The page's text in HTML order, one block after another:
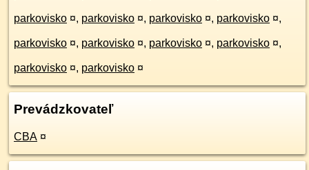
parkovisko ¤, parkovisko ¤, parkovisko ¤, parkovisko ¤,
parkovisko ¤, parkovisko ¤, parkovisko ¤, parkovisko ¤,
parkovisko ¤, parkovisko ¤
Prevádzkovateľ
CBA ¤